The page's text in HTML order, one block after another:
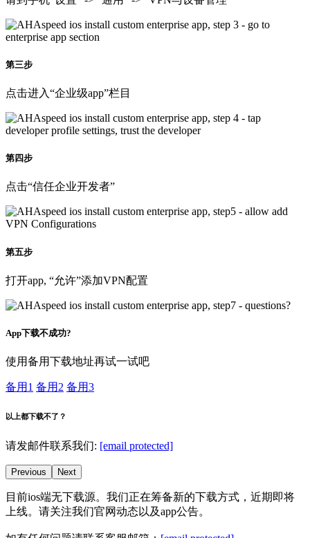
第三步
点击进入“企业级app”栏目
第四步
点击“信任企业开发者”
第五步
打开app, “允许”添加VPN配置
App下载不成功?
使用备用下载地址再试一试吧
备用1 备用2 备用3
请发邮件联系我们:
Previous Next
目前ios端无下载源。我们正在筹备新的下载方式，近期即将
上线。请关注我们官网动态以及app公告。
如有任何问题请联系客服邮箱：